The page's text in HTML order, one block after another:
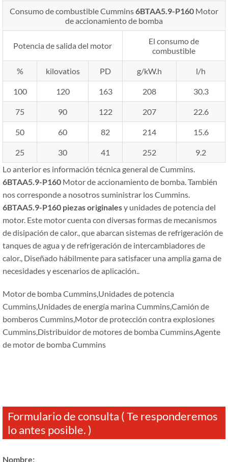
Consumo de combustible Cummins6BTAA5.9-P160 Motor
de accionamiento de bomba
Potencia de salida del motor
El consumo de
combustible
% kilovatios PD g/kW.h l/h
100 120 163 208 30.3
75 90 122 207 22.6
50 60 82 214 15.6
25 30 41 252
9.2
Lo anterior es información técnica general de Cummins.
6BTAA5.9-P160 Motor de accionamiento de bomba. También
nos corresponde a nosotros suministrar los Cummins.
6BTAA5.9-P160 piezas originalesy unidades de potencia del
motor. Este motor cuenta con diversas formas de mecanismos
de disipación de calor., que abarcan sistemas de refrigeración de
tanques de agua y de refrigeración de intercambiadores de
calor., Diseñado hábilmente para satisfacer una amplia gama de
necesidades y escenarios de aplicación..
Motor de bomba Cummins,Unidades de potencia
Cummins,Unidades de energía marina Cummins,Camión de
bomberos Cummins,Motor de protección contra explosiones
Cummins,Distribuidor de motores de bomba Cummins,Agente
de motor de bomba Cummins
Formulario de consulta ( Te responderemos
lo antes posible. )
Nombre: